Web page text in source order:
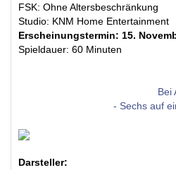
FSK: Ohne Altersbeschränkung
Studio: KNM Home Entertainment
Erscheinungstermin: 15.
Spieldauer: 60 Minuten
Bei
- Sechs auf
Darsteller: